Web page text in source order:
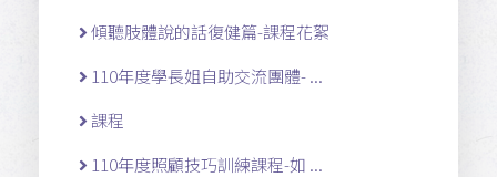
傾聽肢體說的話復健篇-課程花絮
110年度學長姐自助交流團體- ...
課程
110年度照顧技巧訓練課程-如 ...